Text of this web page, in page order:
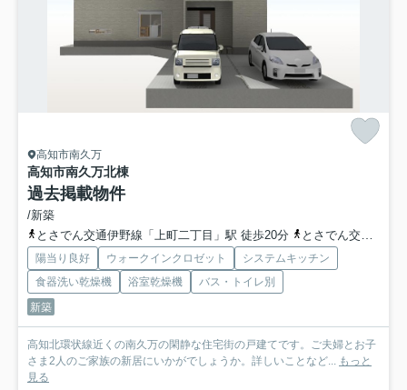
高知市南久万
高知市南久万北棟
過去掲載物件
/新築
とさでん交通伊野線「上町二丁目」駅 徒歩20分
とさでん交通「中万々」バス停下車 徒歩4分
陽当り良好 ウォークインクロゼット
システムキッチン
食器洗い乾燥機
浴室乾燥機
バス・トイレ別
新築
高知北環状線近くの南久万の閑静な住宅街の戸建てです。ご夫婦とお子
さま2人のご家族の新居にいかがでしょうか。詳しいことなど...
もっと
見る